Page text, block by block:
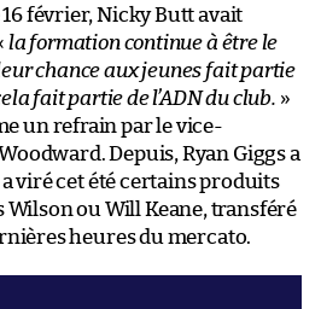
février, Nicky Butt avait
la formation continue à être le
chance aux jeunes fait partie
fait partie de l’ADN du club. »
un refrain par le vice-
Depuis, Ryan Giggs a
viré cet été certains produits
Wilson ou Will Keane, transféré
heures du mercato.